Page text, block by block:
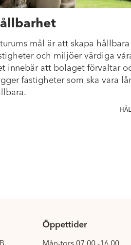
mål är att skapa hållbara
och miljöer värdiga
innebär att bolaget förvaltar
fastigheter som ska vara
Öppettider